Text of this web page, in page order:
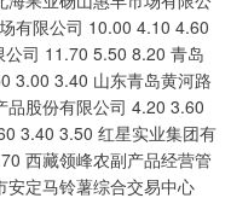
有限公司 10.00 4.10 4.60
司 11.70 5.50 8.20 青岛
3.00 3.40 山东青岛黄河路
股份有限公司 4.20 3.60
3.40 3.50 红星实业集团有
西藏领峰农副产品经营管
定马铃薯综合交易中心